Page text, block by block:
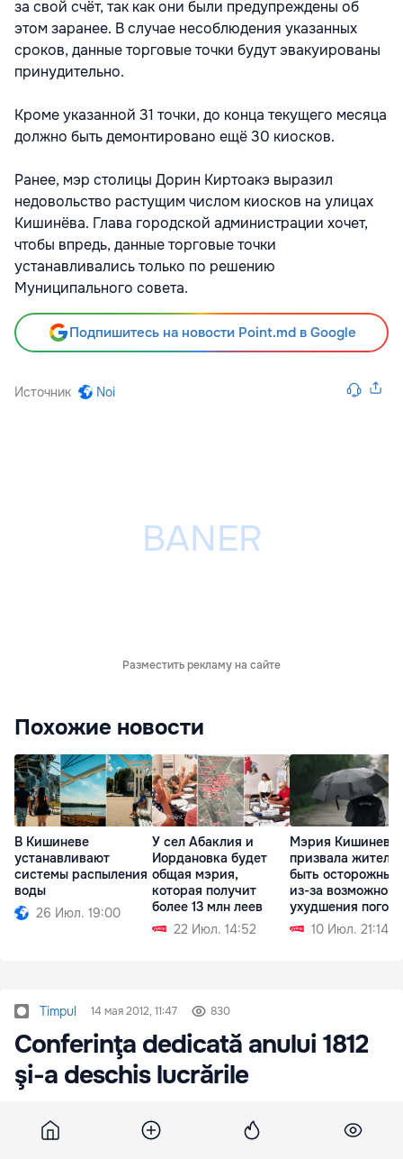
за свой счёт, так как они были предупреждены об
этом заранее. В случае несоблюдения указанных
сроков, данные торговые точки будут эвакуированы
принудительно.
Кроме указанной 31 точки, до конца текущего месяца
должно быть демонтировано ещё 30 киосков.
Ранее, мэр столицы Дорин Киртоакэ выразил
недовольство растущим числом киосков на улицах
Кишинёва. Глава городской администрации хочет,
чтобы впредь, данные торговые точки
устанавливались только по решению
Муниципального совета.
Подпишитесь на новости Point.md в Google
Источник Noi
Разместить рекламу на сайте
Похожие новости
В Кишиневе
устанавливают
системы распыления
воды
26 Июл. 19:00
У сел Абаклия и
Иордановка будет
общая мэрия,
которая получит
более 13 млн леев
22 Июл. 14:52
Мэрия Кишинева
призвала
быть
из-за возможного
ухудшения
10 Июл. 21:14
Timpul 14 мая 2012, 11:47 830
Conferinţa dedicată anului 1812
şi-a deschis lucrările
Azi, la Academia de Ştiinţe a RM şi-a deschis
lucrările Conferinţa ştiinţifică internaţională